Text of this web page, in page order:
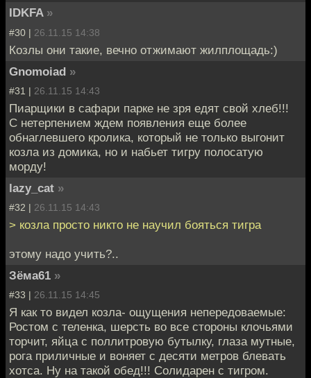
IDKFA »
#30 | 26.11.15 14:38
Козлы они такие, вечно отжимают жилплощадь:)
Gnomoiad »
#31 | 26.11.15 14:43
Пиарщики в сафари парке не зря едят свой хлеб!!!
С нетерпением ждем появления еще более
обнаглевшего кролика, который не только выгонит
козла из домика, но и набьет тигру полосатую
морду!
lazy_cat »
#32 | 26.11.15 14:43
> козла просто никто не научил бояться тигра
этому надо учить?..
Зёма61 »
#33 | 26.11.15 14:45
Я как то видел козла- ощущения непередоваемые:
Ростом с теленка, шерсть во все стороны клочьями
торчит, яйца с поллитровую бутылку, глаза мутные,
рога приличные и воняет с десяти метров блевать
хотса. Ну на такой обед!!! Солидарен с тигром.